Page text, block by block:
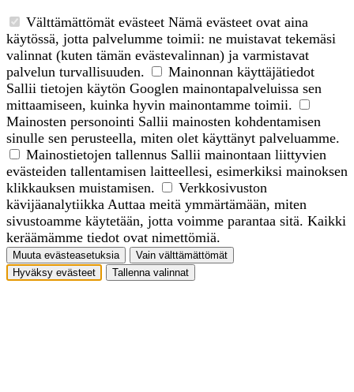
Välttämättömät evästeet Nämä evästeet ovat aina
käytössä, jotta palvelumme toimii: ne muistavat tekemäsi
valinnat (kuten tämän evästevalinnan) ja varmistavat
palvelun turvallisuuden.
Mainonnan käyttäjätiedot
Sallii tietojen käytön Googlen mainontapalveluissa sen
mittaamiseen, kuinka hyvin mainontamme toimii.
Mainosten personointi Sallii mainosten kohdentamisen
sinulle sen perusteella, miten olet käyttänyt palveluamme.
Mainostietojen tallennus Sallii mainontaan liittyvien
evästeiden tallentamisen laitteellesi, esimerkiksi mainoksen
klikkauksen muistamisen.
Verkkosivuston
kävijäanalytiikka Auttaa meitä ymmärtämään, miten
sivustoamme käytetään, jotta voimme parantaa sitä. Kaikki
keräämämme tiedot ovat nimettömiä.
Muuta evästeasetuksia
Vain välttämättömät
Hyväksy evästeet
Tallenna valinnat